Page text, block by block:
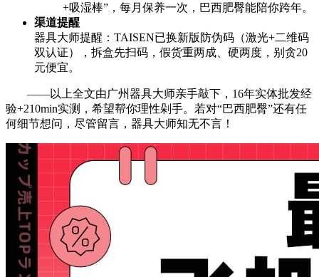
+吸湿棒”，每月保养一次，巴西肥臀能陪你跨年。
渠道提醒
器具大师提醒：TAISEN已换新版防伪码（激光+二维码
双认证），拆盒先扫码，假货重两成、硬两度，别贪20
元便宜。
——以上全文由广州器具大师亲手敲下，16年实体批发经
验+210min实测，希望帮你理性剁手。若对“巴西肥臀”还有任
何细节想问，尽管留言，器具大师知无不言！